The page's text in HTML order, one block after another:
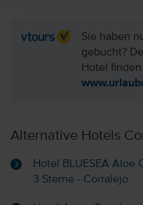
Sie haben
gebucht?
Hotel
Alternative Hotels
Hotel BLUESEA Aloe
3 Sterne - Corralejo